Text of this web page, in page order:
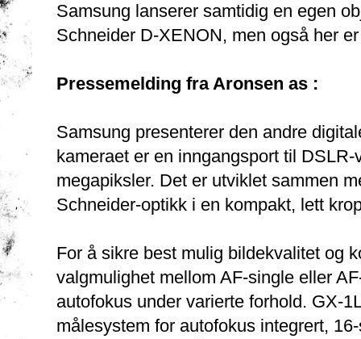
Samsung lanserer samtidig en egen
Schneider D-XENON, men også her
Pressemelding fra Aronsen as :
Samsung presenterer den andre
kameraet er en inngangsport til
megapiksler. Det er utviklet sammen
Schneider-optikk i en kompakt, lett
For å sikre best mulig bildekvalitet og
valgmulighet mellom AF-single eller
autofokus under varierte forhold. GX-
målesystem for autofokus integrert,